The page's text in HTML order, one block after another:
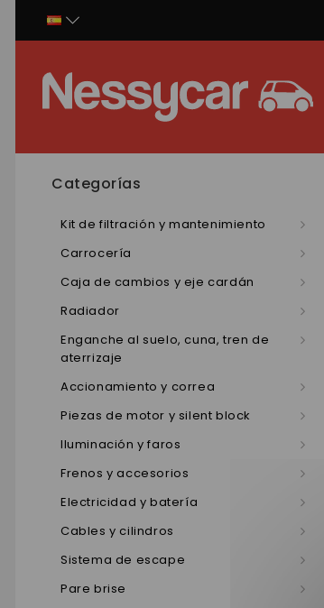
Categorías
Kit de filtración y mantenimiento
Carrocería
Caja de cambios y eje cardán
Radiador
Enganche al suelo, cuna, tren de
aterrizaje
Accionamiento y correa
Piezas de motor y silent block
Iluminación y faros
Frenos y accesorios
Electricidad y batería
Cables y cilindros
Sistema de escape
Pare brise